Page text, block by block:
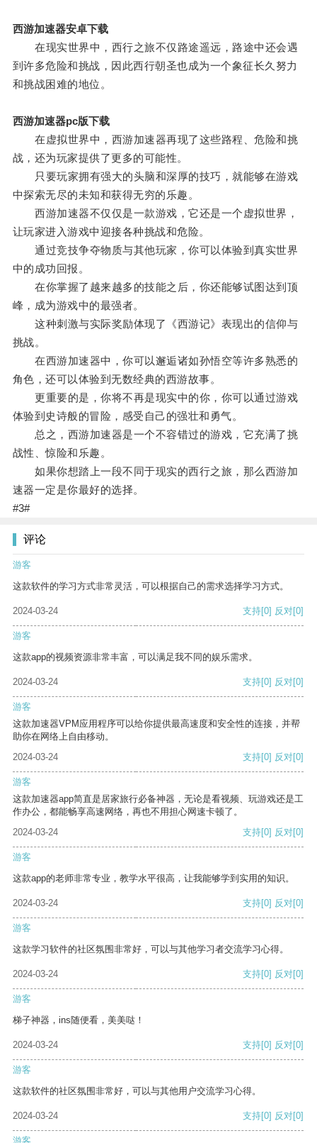
西游加速器安卓下载
在现实世界中，西行之旅不仅路途遥远，路途中还会遇
到许多危险和挑战，因此西行朝圣也成为一个象征长久努力
和挑战困难的地位。
西游加速器pc版下载
在虚拟世界中，西游加速器再现了这些路程、危险和挑
战，还为玩家提供了更多的可能性。
只要玩家拥有强大的头脑和深厚的技巧，就能够在游戏
中探索无尽的未知和获得无穷的乐趣。
西游加速器不仅仅是一款游戏，它还是一个虚拟世界，
让玩家进入游戏中迎接各种挑战和危险。
通过竞技争夺物质与其他玩家，你可以体验到真实世界
中的成功回报。
在你掌握了越来越多的技能之后，你还能够试图达到顶
峰，成为游戏中的最强者。
这种刺激与实际奖励体现了《西游记》表现出的信仰与
挑战。
在西游加速器中，你可以邂逅诸如孙悟空等许多熟悉的
角色，还可以体验到无数经典的西游故事。
更重要的是，你将不再是现实中的你，你可以通过游戏
体验到史诗般的冒险，感受自己的强壮和勇气。
总之，西游加速器是一个不容错过的游戏，它充满了挑
战性、惊险和乐趣。
如果你想踏上一段不同于现实的西行之旅，那么西游加
速器一定是你最好的选择。
#3#
评论
游客
这款软件的学习方式非常灵活，可以根据自己的需求选择学习方式。
2024-03-24 支持[0] 反对[0]
游客
这款app的视频资源非常丰富，可以满足我不同的娱乐需求。
2024-03-24 支持[0] 反对[0]
游客
这款加速器VPM应用程序可以给你提供最高速度和安全性的连接，并帮
助你在网络上自由移动。
2024-03-24
支持[0] 反对[0]
游客
这款加速器app简直是居家旅行必备神器，无论是看视频、玩游戏还是工
作办公，都能畅享高速网络，再也不用担心网速卡顿了。
2024-03-24
支持[0] 反对[0]
游客
这款app的老师非常专业，教学水平很高，让我能够学到实用的知识。
2024-03-24 支持[0] 反对[0]
游客
这款学习软件的社区氛围非常好，可以与其他学习者交流学习心得。
2024-03-24 支持[0] 反对[0]
游客
梯子神器，ins随便看，美美哒！
2024-03-24 支持[0] 反对[0]
游客
这款软件的社区氛围非常好，可以与其他用户交流学习心得。
2024-03-24 支持[0] 反对[0]
游客